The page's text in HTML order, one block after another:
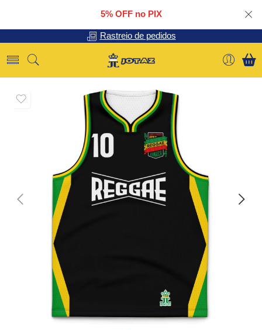
5% OFF no PIX
Rastreio de pedidos